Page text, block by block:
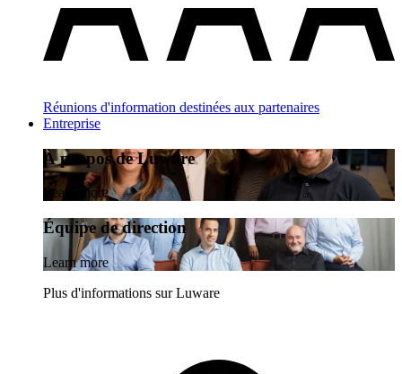
Réunions d'information destinées aux partenaires
Entreprise
À propos de Luware
Learn more
Équipe de direction
Learn more
Plus d'informations sur Luware